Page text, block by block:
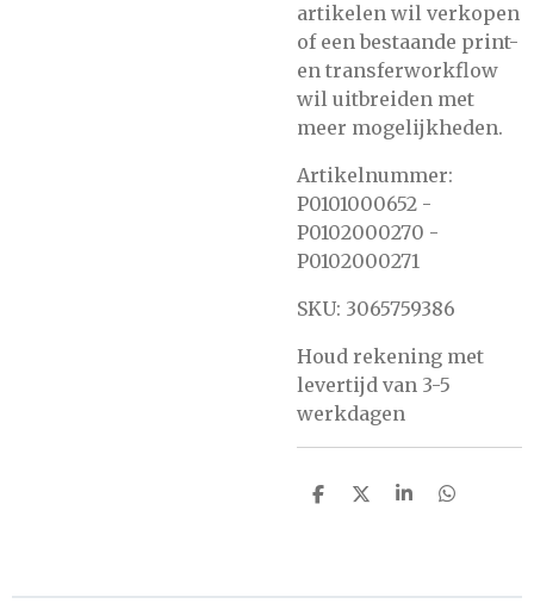
artikelen wil verkopen
of een bestaande print-
en transferworkflow
wil uitbreiden met
meer mogelijkheden.
Artikelnummer:
P0101000652 -
P0102000270 -
P0102000271
SKU: 3065759386
Houd rekening met
levertijd van 3-5
werkdagen
D
D
S
D